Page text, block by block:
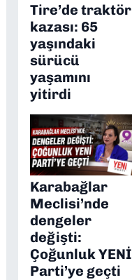
Tire’de traktör
kazası: 65
yaşındaki
sürücü
yaşamını
yitirdi
Karabağlar
Meclisi’nde
dengeler
değişti:
Çoğunluk YENİ
Parti’ye geçti